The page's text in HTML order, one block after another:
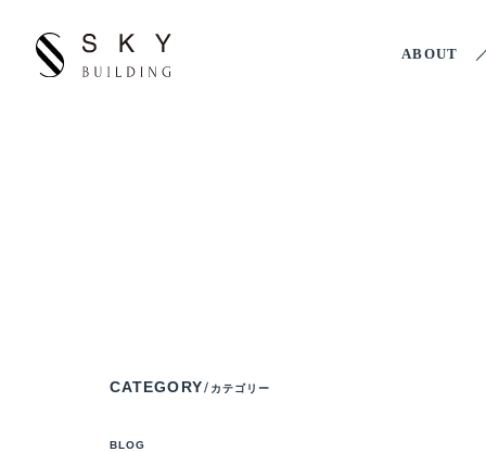
ABOUT
CATEGORY カテゴリー
BLOG